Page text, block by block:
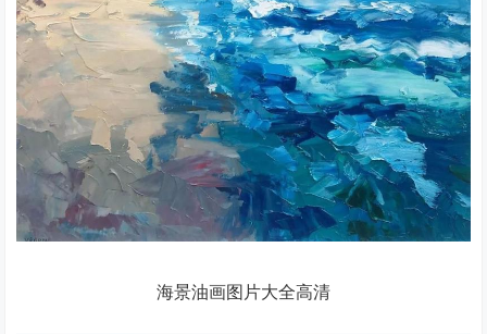
海景油画图片大全高清